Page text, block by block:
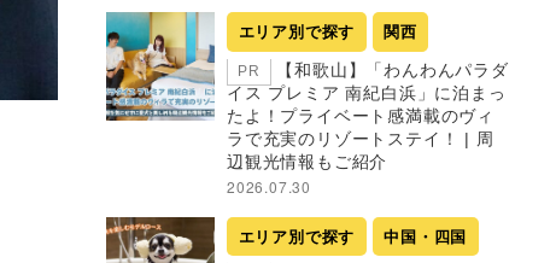
エリア別で探す 関西
PR
【和歌山】「わんわんパラダ
イス プレミア 南紀白浜」に泊まっ
たよ！プライベート感満載のヴィ
ラで充実のリゾートステイ！ | 周
辺観光情報もご紹介
2026.07.30
エリア別で探す 中国・四国